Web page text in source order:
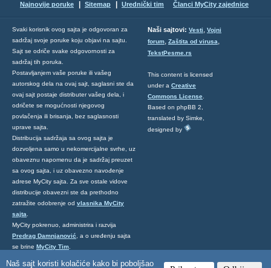
Naš sajt koristi kolačiće kako bi poboljšao
Najnovije poruke Sitemap Urednički tim Članci MyCity zajednice
Svaki korisnik ovog sajta je odgovoran za
sadržaj svoje poruke koju objavi na sajtu.
Sajt se odriče svake odgovornosti za
sadržaj tih poruka.
Postavljanjem vaše poruke ili vašeg
autorskog dela na ovaj sajt, saglasni ste da
ovaj sajt postaje distributer vašeg dela, i
odričete se mogućnosti njegovog
povlačenja ili brisanja, bez saglasnosti
uprave sajta.
Distribucija sadržaja sa ovog sajta je
dozvoljena samo u nekomercijalne svrhe, uz
obaveznu napomenu da je sadržaj preuzet
sa ovog sajta, i uz obavezno navođenje
adrese MyCity sajta. Za sve ostale vidove
distribucije obavezni ste da prethodno
zatražite odobrenje od vlasnika MyCity
sajta
MyCity pokrenuo, administrira i razvija
Predrag Damnjanović , a o uređenju sajta
se brine MyCity Tim
Naši sajtovi: Vesti, Vojni
forum, Zaštita od virusa,
TekstPesme.rs
This content is licensed
under a Creative
Commons License
Based on phpBB 2,
translated by Simke,
designed by